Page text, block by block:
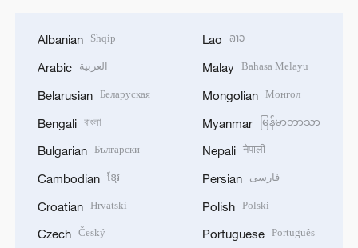
Albanian Shqip
Arabic العربية
Belarusian Беларуская
Bengali বাংলা
Bulgarian Български
Cambodian ខ្មែរ
Croatian Hrvatski
Czech Český
Lao ລາວ
Malay Bahasa Melayu
Mongolian Монгол
Myanmar မြန်မာဘာသာ
Nepali नेपाली
Persian فارسی
Polish Polski
Portuguese Português